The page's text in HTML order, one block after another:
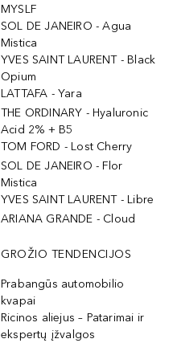
MYSLF
SOL DE JANEIRO - Agua
Mistica
YVES SAINT LAURENT - Black
Opium
LATTAFA - Yara
THE ORDINARY - Hyaluronic
Acid 2% + B5
TOM FORD - Lost Cherry
SOL DE JANEIRO - Flor
Mistica
YVES SAINT LAURENT - Libre
ARIANA GRANDE - Cloud
GROŽIO TENDENCIJOS
Prabangūs automobilio
kvapai
Ricinos aliejus – Patarimai ir
ekspertų įžvalgos